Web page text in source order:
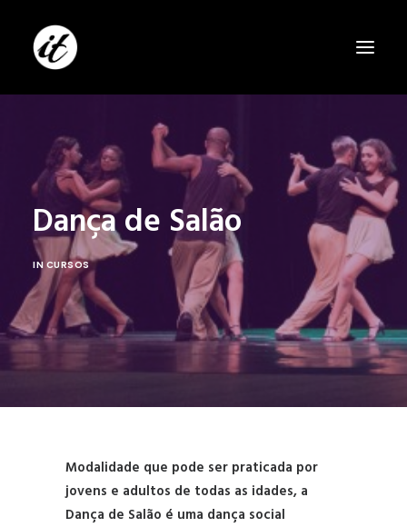
Dança de Salão
IN CURSOS
Modalidade que pode ser praticada por
jovens e adultos de todas as idades, a
Dança de Salão é uma dança social